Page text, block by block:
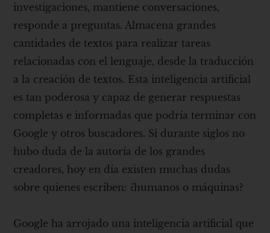
investigaciones, mantiene conversaciones,
responde a preguntas. Almacena grandes
cantidades de textos para realizar tareas
relacionadas con el lenguaje, desde la traducción
a la creación de textos. Esta inteligencia artificial
es tan poderosa y capaz de generar respuestas
completas e informadas que podría terminar con
Google y otros buscadores. Si durante siglos no
hubo duda de la autoría de los grandes
creadores, hoy en día existen muchas dudas
sobre quienes escriben: ¿humanos o máquinas?
Google ha arrojado una inteligencia artificial que